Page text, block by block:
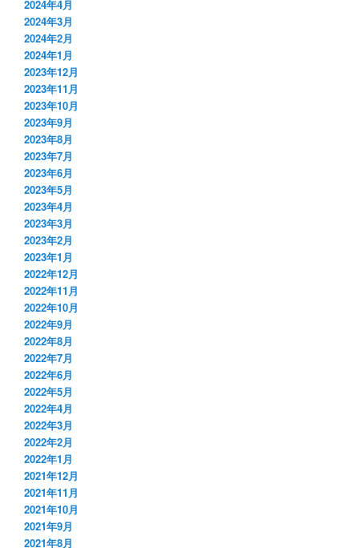
2024年4月
2024年3月
2024年2月
2024年1月
2023年12月
2023年11月
2023年10月
2023年9月
2023年8月
2023年7月
2023年6月
2023年5月
2023年4月
2023年3月
2023年2月
2023年1月
2022年12月
2022年11月
2022年10月
2022年9月
2022年8月
2022年7月
2022年6月
2022年5月
2022年4月
2022年3月
2022年2月
2022年1月
2021年12月
2021年11月
2021年10月
2021年9月
2021年8月